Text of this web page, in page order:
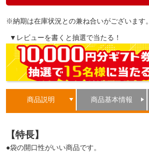
※納期は在庫状況との兼ね合いがございます。
▼レビューを書くと抽選で当たる！
商品説明 商品基本情報
【特長】
●袋の開口性がいい商品です。